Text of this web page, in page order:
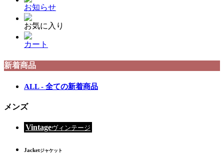
お知らせ
お気に入り
カート
新着商品
ALL - 全ての新着商品
メンズ
Vintageヴィンテージ
Jacketジャケット